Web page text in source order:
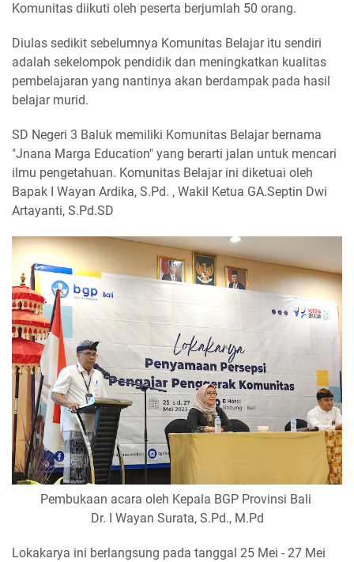
Komunitas diikuti oleh peserta berjumlah 50 orang.
Diulas sedikit sebelumnya Komunitas Belajar itu sendiri
adalah sekelompok pendidik dan meningkatkan kualitas
pembelajaran yang nantinya akan berdampak pada hasil
belajar murid.
SD Negeri 3 Baluk memiliki Komunitas Belajar bernama
"Jnana Marga Education" yang berarti jalan untuk mencari
ilmu pengetahuan. Komunitas Belajar ini diketuai oleh
Bapak I Wayan Ardika, S.Pd. , Wakil Ketua GA.Septin Dwi
Artayanti, S.Pd.SD
Pembukaan acara oleh Kepala BGP Provinsi Bali
Dr. I Wayan Surata, S.Pd., M.Pd
Lokakarya ini berlangsung pada tanggal 25 Mei - 27 Mei